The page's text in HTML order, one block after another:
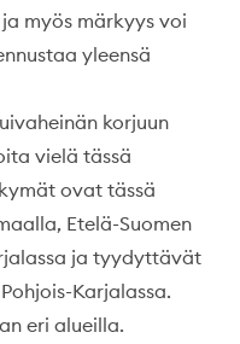
myös märkyys voi
yleensä
korjuun
vielä tässä
ovat tässä
Etelä-Suomen
ja tyydyttävät
Karjalassa.
eri alueilla.